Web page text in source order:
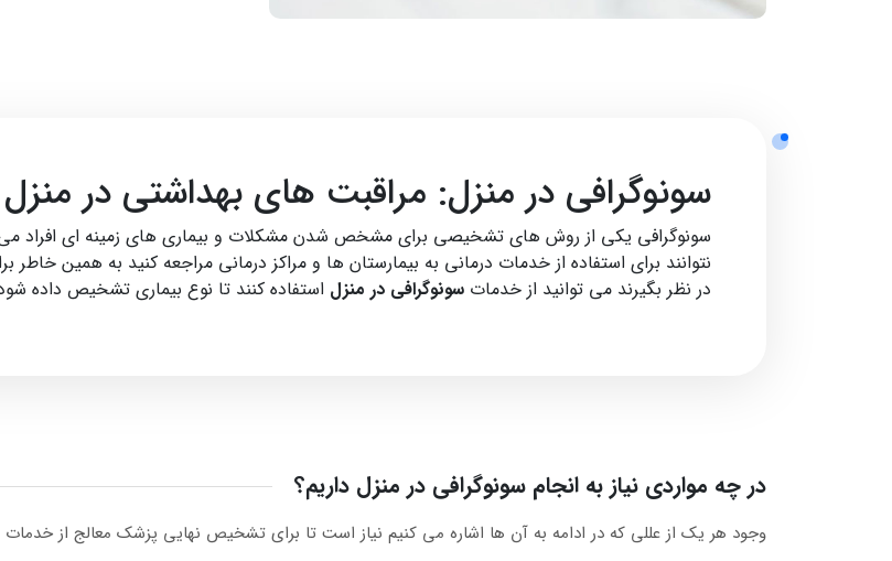
سونوگرافی در منزل: مراقبت های بهداشتی در منزل
سونوگرافی یکی از روش های تشخیصی برای مشخص شدن مشکلات و بیماری های زمینه ای افراد می
نتوانند برای استفاده از خدمات درمانی به بیمارستان ها و مراکز درمانی مراجعه کنید به همین خاطر
در نظر بگیرند می توانید از خدمات سونوگرافی در منزل استفاده کنند تا نوع بیماری تشخیص داده
در چه مواردی نیاز به انجام سونوگرافی در منزل داریم؟
وجود هر یک از عللی که در ادامه به آن ها اشاره می کنیم نیاز است تا برای تشخیص نهایی پزشک معالج از خدمات